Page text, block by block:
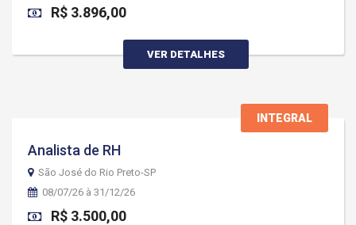
R$ 3.896,00
VER DETALHES
INTEGRAL
Analista de RH
São José do Rio Preto-SP
08/07/26 à 31/12/26
R$ 3.500,00